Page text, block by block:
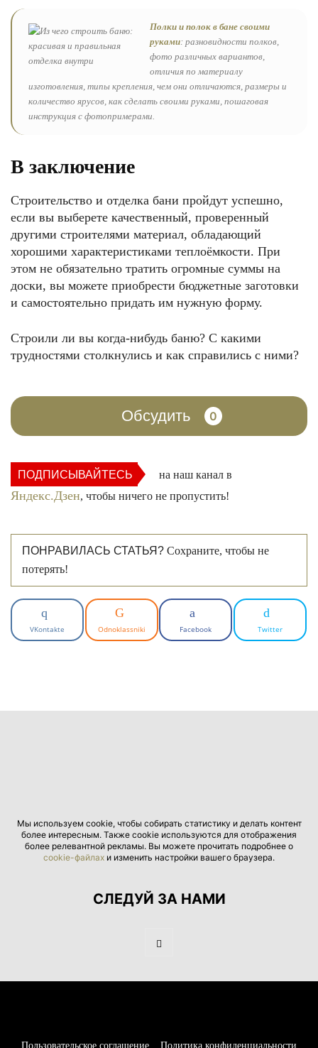
Полки и полок в бане своими
руками: разновидности полков,
фото различных вариантов,
отличия по материалу
изготовления, типы крепления, чем они отличаются, размеры и
количество ярусов, как сделать своими руками, пошаговая
инструкция с фотопримерами.
В заключение
Строительство и отделка бани пройдут успешно,
если вы выберете качественный, проверенный
другими строителями материал, обладающий
хорошими характеристиками теплоёмкости. При
этом не обязательно тратить огромные суммы на
доски, вы можете приобрести бюджетные заготовки
и самостоятельно придать им нужную форму.
Строили ли вы когда-нибудь баню? С какими
трудностями столкнулись и как справились с ними?
Обсудить 0
ПОДПИСЫВАЙТЕСЬ на наш канал в
Яндекс.Дзен, чтобы ничего не пропустить!
ПОНРАВИЛАСЬ СТАТЬЯ? Сохраните, чтобы не
потерять!
VKontakte Odnoklassniki Facebook Twitter
Мы используем cookie, чтобы собирать статистику и делать контент
более интересным. Также cookie используются для отображения
более релевантной рекламы. Вы можете прочитать подробнее о
cookie-файлах и изменить настройки вашего браузера.
СЛЕДУЙ ЗА НАМИ
Пользовательское соглашение Политика конфиденциальности